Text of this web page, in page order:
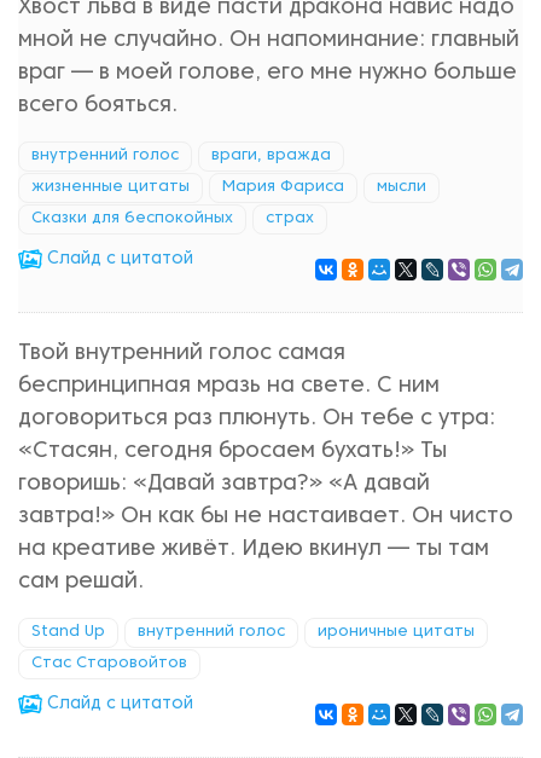
Хвост льва в виде пасти дракона навис надо
мной не случайно. Он напоминание: главный
враг — в моей голове, его мне нужно больше
всего бояться.
внутренний голос враги, вражда
жизненные цитаты Мария Фариса мысли
Сказки для беспокойных страх
Cлайд с цитатой
Твой внутренний голос самая
беспринципная мразь на свете. С ним
договориться раз плюнуть. Он тебе с утра:
«Стасян, сегодня бросаем бухать!» Ты
говоришь: «Давай завтра?» «А давай
завтра!» Он как бы не настаивает. Он чисто
на креативе живёт. Идею вкинул — ты там
сам решай.
Stand Up внутренний голос ироничные цитаты
Стас Старовойтов
Cлайд с цитатой